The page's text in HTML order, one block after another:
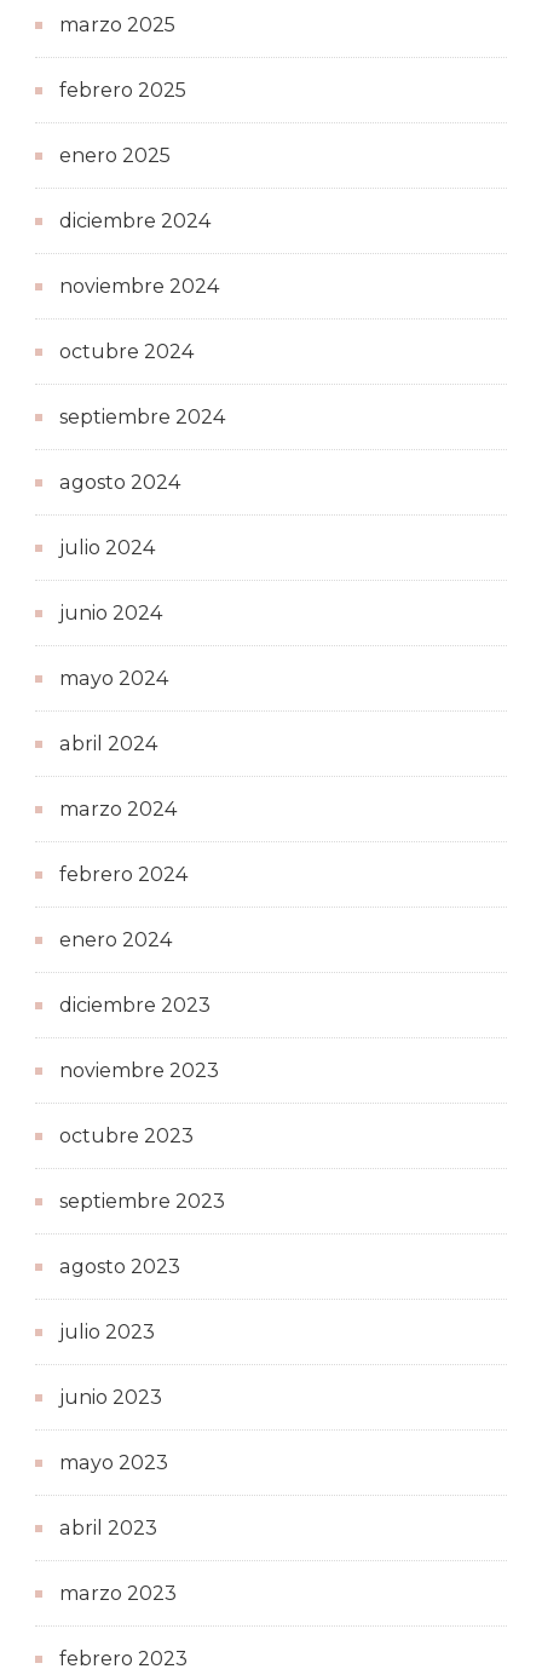
marzo 2025
febrero 2025
enero 2025
diciembre 2024
noviembre 2024
octubre 2024
septiembre 2024
agosto 2024
julio 2024
junio 2024
mayo 2024
abril 2024
marzo 2024
febrero 2024
enero 2024
diciembre 2023
noviembre 2023
octubre 2023
septiembre 2023
agosto 2023
julio 2023
junio 2023
mayo 2023
abril 2023
marzo 2023
febrero 2023